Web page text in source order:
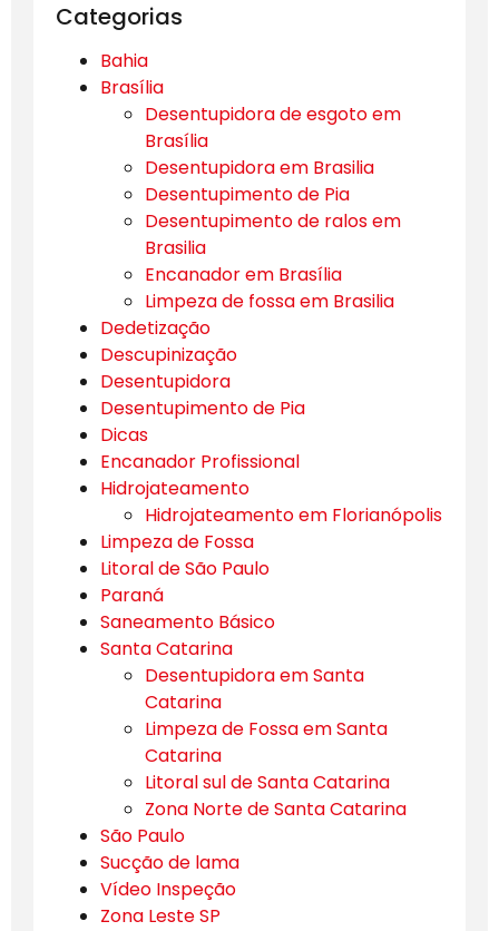
Categorias
Bahia
Brasília
Desentupidora de esgoto em
Brasília
Desentupidora em Brasilia
Desentupimento de Pia
Desentupimento de ralos em
Brasilia
Encanador em Brasília
Limpeza de fossa em Brasilia
Dedetização
Descupinização
Desentupidora
Desentupimento de Pia
Dicas
Encanador Profissional
Hidrojateamento
Hidrojateamento em Florianópolis
Limpeza de Fossa
Litoral de São Paulo
Paraná
Saneamento Básico
Santa Catarina
Desentupidora em Santa
Catarina
Limpeza de Fossa em Santa
Catarina
Litoral sul de Santa Catarina
Zona Norte de Santa Catarina
São Paulo
Sucção de lama
Vídeo Inspeção
Zona Leste SP